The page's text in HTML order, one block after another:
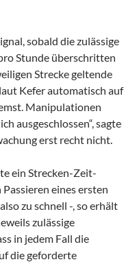
sobald die zulässige
Stunde überschritten
Strecke geltende
Kefer automatisch auf
Manipulationen
ausgeschlossen“, sagte
erst recht nicht.
ein Strecken-Zeit-
eines ersten
zu schnell -, so erhält
zulässige
in jedem Fall die
die geforderte